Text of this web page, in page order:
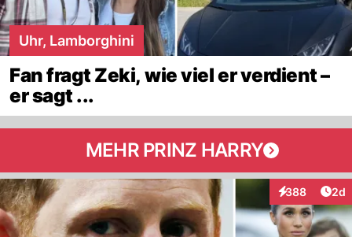
Uhr, Lamborghini
Fan fragt Zeki, wie viel er verdient –
er sagt ...
MEHR PRINZ HARRY
388
Interaktionen
2d